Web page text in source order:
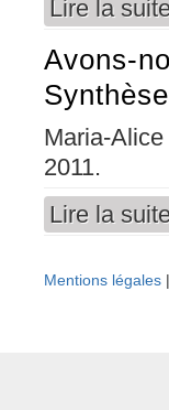
Lire la
Avons-
Maria-
2011.
Lire la
Mentions légales |